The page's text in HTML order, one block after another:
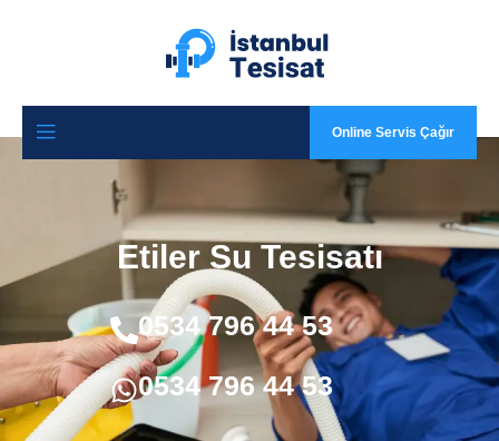
Online Servis Çağır
Etiler Su Tesisatı
0534 796 44 53
0534 796 44 53